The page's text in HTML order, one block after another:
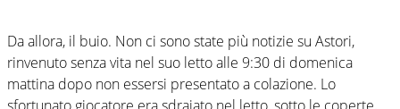
Da allora, il buio. Non ci sono state più notizie su Astori,
rinvenuto senza vita nel suo letto alle 9:30 di domenica
mattina dopo non essersi presentato a colazione. Lo